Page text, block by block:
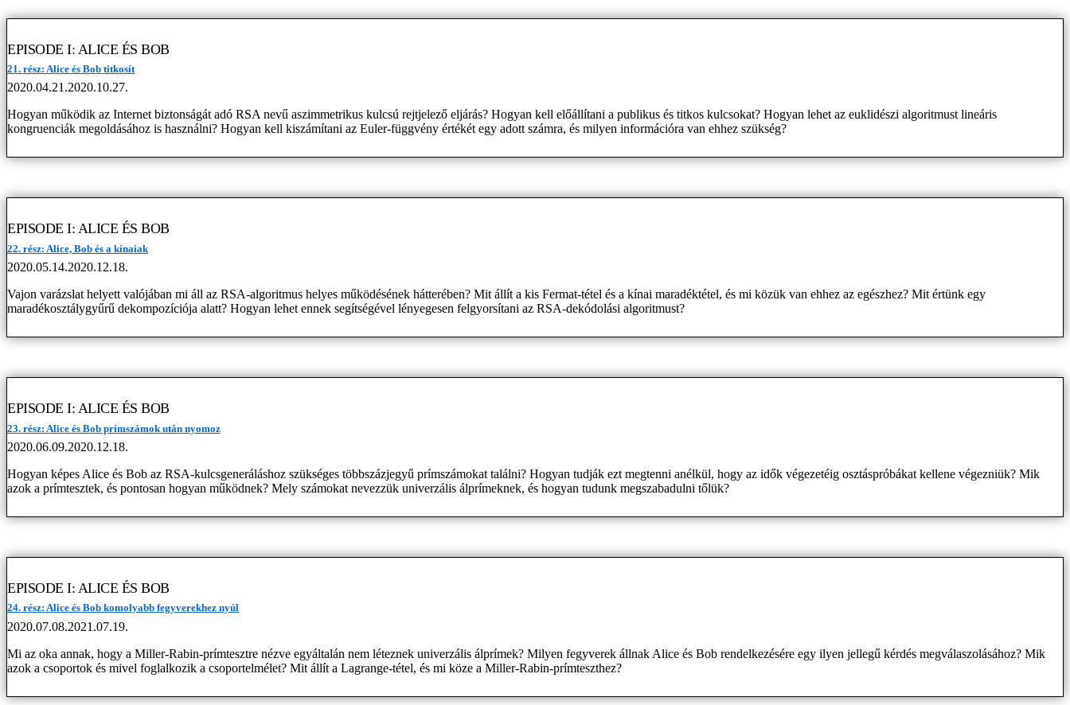
EPISODE I: ALICE ÉS BOB
21. rész: Alice és Bob titkosít
2020.04.21.2020.10.27.
Hogyan működik az Internet biztonságát adó RSA nevű aszimmetrikus kulcsú rejtjelező eljárás? Hogyan kell előállítani a publikus és titkos kulcsokat? Hogyan lehet az euklidészi algoritmust lineáris
kongruenciák megoldásához is használni? Hogyan kell kiszámítani az Euler-függvény értékét egy adott számra, és milyen információra van ehhez szükség?
EPISODE I: ALICE ÉS BOB
22. rész: Alice, Bob és a kínaiak
2020.05.14.2020.12.18.
Vajon varázslat helyett valójában mi áll az RSA-algoritmus helyes működésének hátterében? Mit állít a kis Fermat-tétel és a kínai maradéktétel, és mi közük van ehhez az egészhez? Mit értünk egy
maradékosztálygyűrű dekompozíciója alatt? Hogyan lehet ennek segítségével lényegesen felgyorsítani az RSA-dekódolási algoritmust?
EPISODE I: ALICE ÉS BOB
23. rész: Alice és Bob prímszámok után nyomoz
2020.06.09.2020.12.18.
Hogyan képes Alice és Bob az RSA-kulcsgeneráláshoz szükséges többszázjegyű prímszámokat találni? Hogyan tudják ezt megtenni anélkül, hogy az idők végezetéig osztáspróbákat kellene végezniük? Mik
azok a prímtesztek, és pontosan hogyan működnek? Mely számokat nevezzük univerzális álprímeknek, és hogyan tudunk megszabadulni tőlük?
EPISODE I: ALICE ÉS BOB
24. rész: Alice és Bob komolyabb fegyverekhez nyúl
2020.07.08.2021.07.19.
Mi az oka annak, hogy a Miller-Rabin-prímtesztre nézve egyáltalán nem léteznek univerzális álprímek? Milyen fegyverek állnak Alice és Bob rendelkezésére egy ilyen jellegű kérdés megválaszolásához? Mik
azok a csoportok és mivel foglalkozik a csoportelmélet? Mit állít a Lagrange-tétel, és mi köze a Miller-Rabin-prímteszthez?